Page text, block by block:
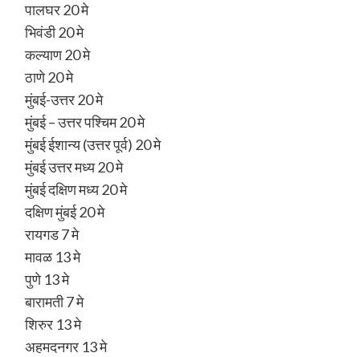
पालघर 20 मे
भिवंडी 20 मे
कल्याण 20 मे
ठाणे 20 मे
मुंबई-उत्तर 20 मे
मुंबई – उत्तर पश्चिम 20 मे
मुंबई ईशान्य (उत्तर पूर्व) 20 मे
मुंबई उत्तर मध्य 20 मे
मुंबई दक्षिण मध्य 20 मे
दक्षिण मुंबई 20 मे
रायगड 7 मे
मावळ 13 मे
पुणे 13 मे
बारामती 7 मे
शिरुर 13 मे
अहमदनगर 13 मे